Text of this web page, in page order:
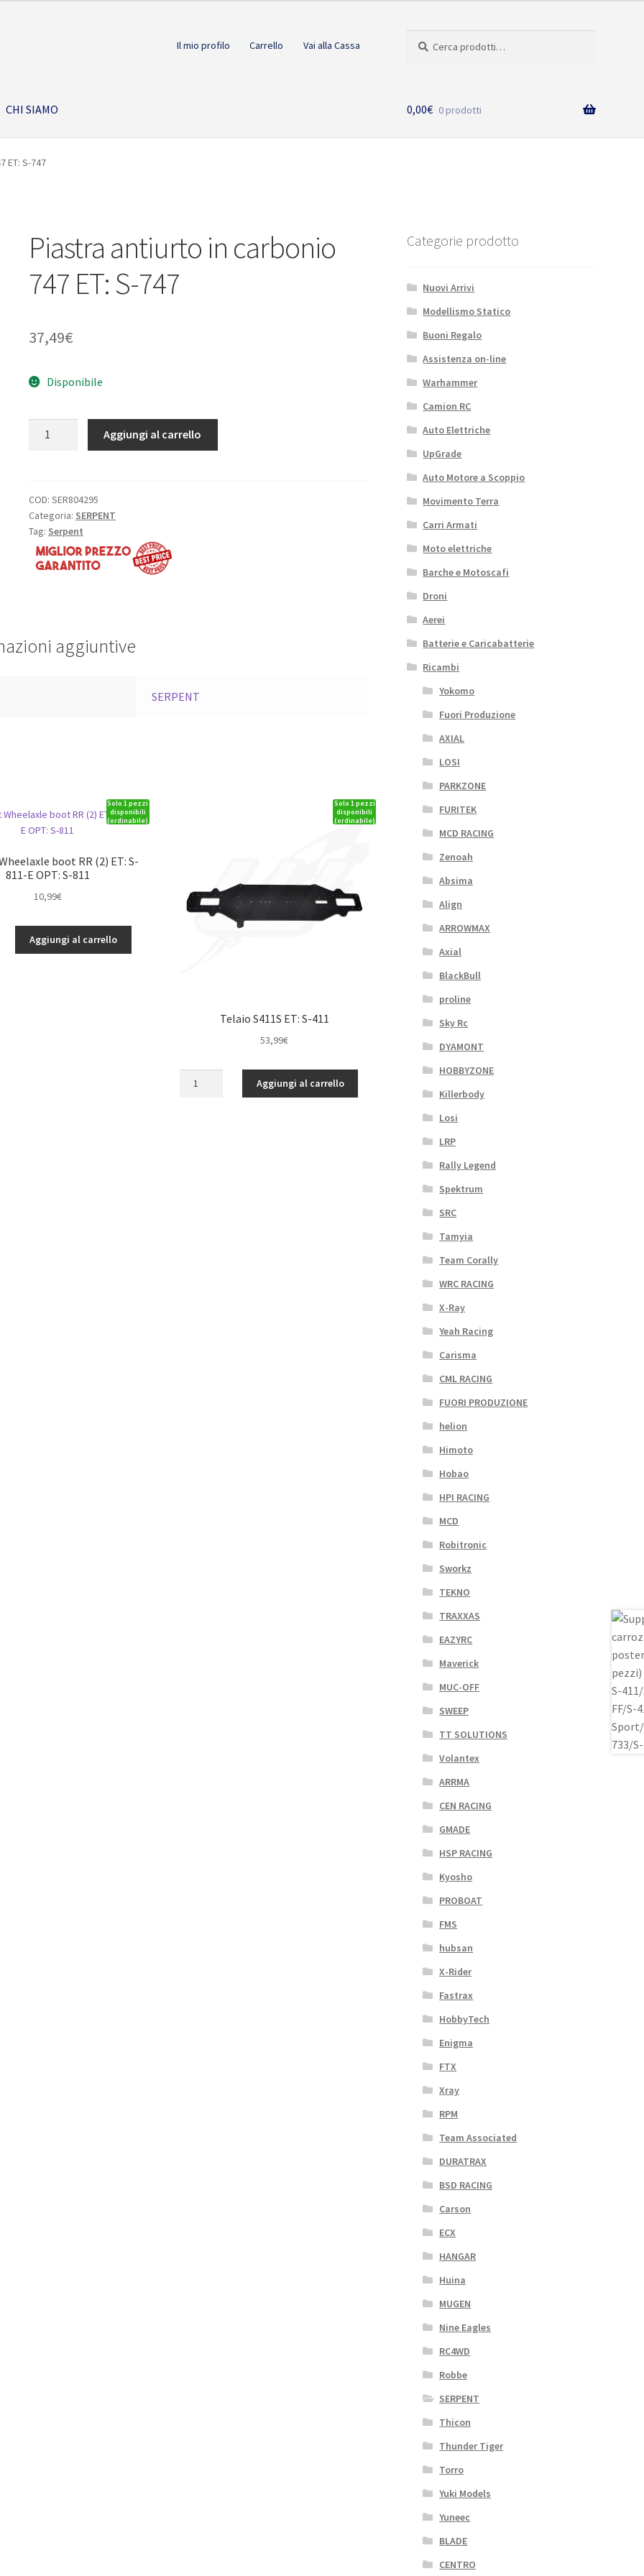
Il mio profilo Carrello Vai alla Cassa
CHI SIAMO 0,00€ 0 prodotti
ET: S-747
Piastra antiurto in carbonio
747 ET: S-747
37,49€
Disponibile
747
ET:
S-
747
quantità
Aggiungi al carrello
COD: SER804295
Categoria: SERPENT
Tag: Serpent
aggiuntive
SERPENT
Solo 1 pezzi
disponibili
(ordinabile)
boot RR (2) ET: S-
811-E OPT: S-811
10,99€
Aggiungi al carrello
Solo 1 pezzi
disponibili
(ordinabile)
Telaio S411S ET: S-411
53,99€
Aggiungi al carrello
Categorie prodotto
Nuovi Arrivi
Modellismo Statico
Buoni Regalo
Assistenza on-line
Warhammer
Camion RC
Auto Elettriche
UpGrade
Auto Motore a Scoppio
Movimento Terra
Carri Armati
Moto elettriche
Barche e Motoscafi
Droni
Aerei
Batterie e Caricabatterie
Ricambi
Yokomo
Fuori Produzione
AXIAL
LOSI
PARKZONE
FURITEK
MCD RACING
Zenoah
Absima
Align
ARROWMAX
Axial
BlackBull
proline
Sky Rc
DYAMONT
HOBBYZONE
Killerbody
Losi
LRP
Rally Legend
Spektrum
SRC
Tamyia
Team Corally
WRC RACING
X-Ray
Yeah Racing
Carisma
CML RACING
FUORI PRODUZIONE
helion
Himoto
Hobao
HPI RACING
MCD
Robitronic
Sworkz
TEKNO
TRAXXAS
EAZYRC
Maverick
MUC-OFF
SWEEP
TT SOLUTIONS
Volantex
ARRMA
CEN RACING
GMADE
HSP RACING
Kyosho
PROBOAT
FMS
hubsan
X-Rider
Fastrax
HobbyTech
Enigma
FTX
Xray
RPM
Team Associated
DURATRAX
BSD RACING
Carson
ECX
HANGAR
Huina
MUGEN
Nine Eagles
RC4WD
Robbe
SERPENT
Thicon
Thunder Tiger
Torro
Yuki Models
Yuneec
BLADE
CENTRO